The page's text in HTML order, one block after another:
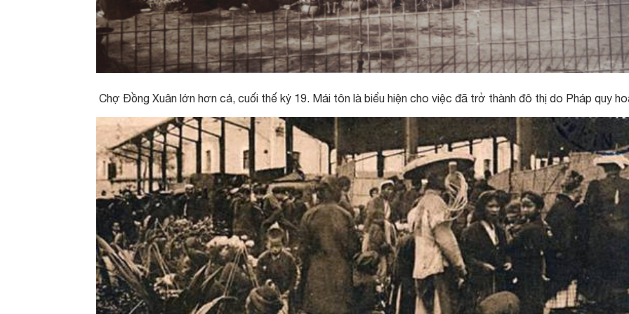
Chợ Đồng Xuân lớn hơn cả, cuối thế kỷ 19. Mái tôn là biểu hiện cho việc đã trở thành đô thị do Pháp quy